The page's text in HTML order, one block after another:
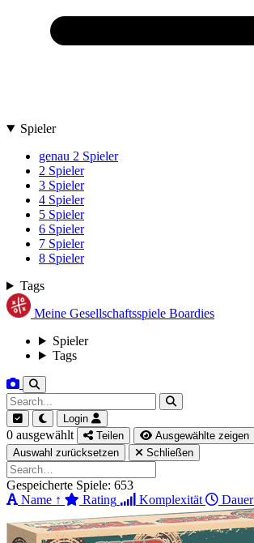
Spieler
genau 2 Spieler
2 Spieler
3 Spieler
4 Spieler
5 Spieler
6 Spieler
7 Spieler
8 Spieler
Tags
Meine Gesellschaftsspiele Boardies
Spieler
Tags
Login
0 ausgewählt Teilen
Ausgewählte zeigen
Auswahl zurücksetzen
Schließen
Gespeicherte Spiele: 653
Name ↑ Rating Komplexität Dauer